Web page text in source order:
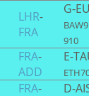
LHR-
FRA
G-
910
FRA-
ADD
E-
FRA-
D-